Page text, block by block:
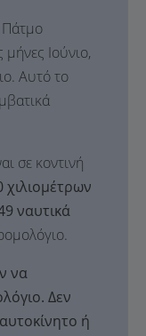
Πάτμο
Ιούνιο,
Αυτό το
σε κοντινή
χιλιομέτρων
ναυτικά
να
Δεν
ή